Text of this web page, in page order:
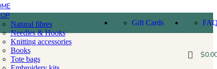
Gift Cards
Natural fibres
Needles & Hooks
Knitting accessories
Books
Tote bags
$